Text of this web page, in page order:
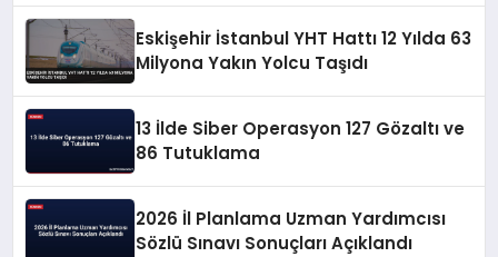
Eskişehir İstanbul YHT Hattı 12 Yılda 63
Milyona Yakın Yolcu Taşıdı
13 İlde Siber Operasyon 127 Gözaltı ve
86 Tutuklama
2026 İl Planlama Uzman Yardımcısı
Sözlü Sınavı Sonuçları Açıklandı